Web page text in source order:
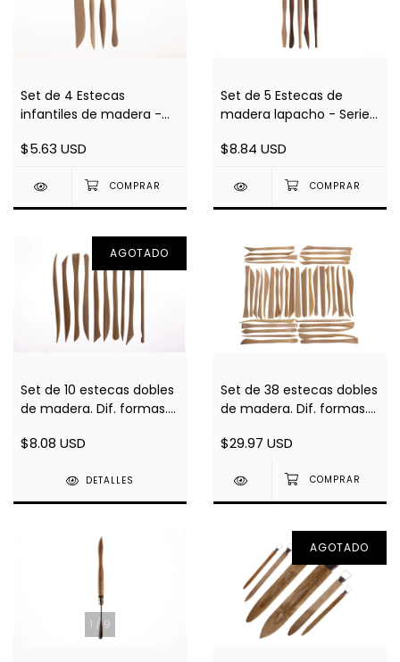
Set de 4 Estecas
infantiles de madera -
$5.63 USD
Set de 5 Estecas de
madera lapacho - Serie
$8.84 USD
AGOTADO
Set de 10 estecas dobles
de madera. Dif. formas.
$8.08 USD
DETALLES
Set de 38 estecas dobles
de madera. Dif. formas.
$29.97 USD
1 /9
AGOTADO